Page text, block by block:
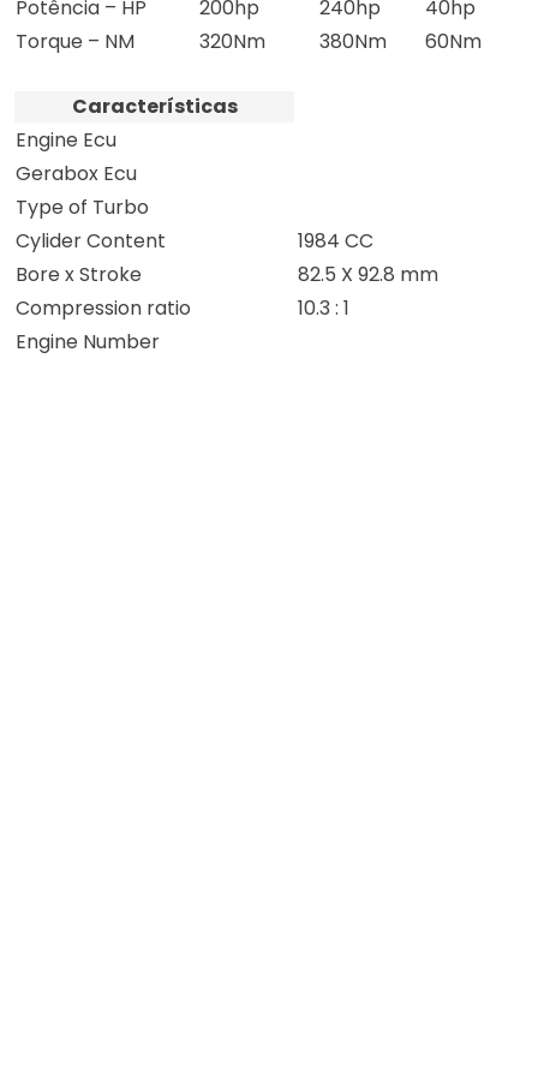
Potência – HP
200hp 240hp
40hp
Torque – NM
320Nm 380Nm 60Nm
Características
Engine Ecu
Gerabox Ecu
Type of Turbo
Cylider Content
1984 CC
Bore x Stroke
82.5 X 92.8 mm
Compression ratio
10.3 : 1
Engine Number